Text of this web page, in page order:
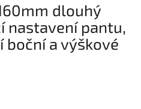
dlouhý
nastavení pantu,
a výškové